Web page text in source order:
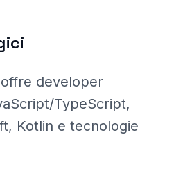
offre developer
TypeScript,
Kotlin e tecnologie